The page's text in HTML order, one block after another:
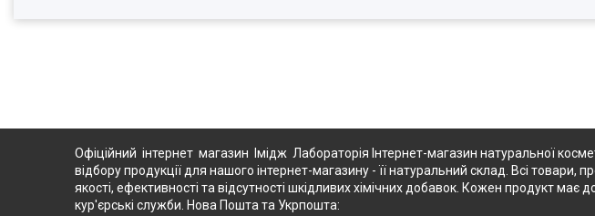
Офіційний інтернет магазин Імідж Лабораторія Інтернет-магазин натуральної
відбору продукції для нашого інтернет-магазину - її натуральний склад. Всі товари,
якості, ефективності та відсутності шкідливих хімічних добавок. Кожен продукт
кур'єрські служби. Нова Пошта та Укрпошта: